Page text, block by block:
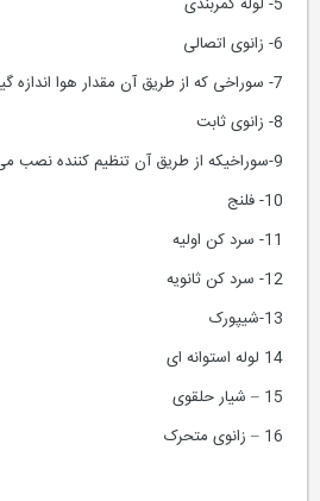
12- سرد کن ثانویه
14 لوله استوانه ای